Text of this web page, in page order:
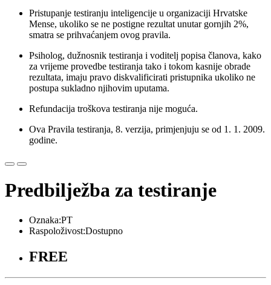
Pristupanje testiranju inteligencije u organizaciji Hrvatske
Mense, ukoliko se ne postigne rezultat unutar gornjih 2%,
smatra se prihvaćanjem ovog pravila.
Psiholog, dužnosnik testiranja i voditelj popisa članova, kako
za vrijeme provedbe testiranja tako i tokom kasnije obrade
rezultata, imaju pravo diskvalificirati pristupnika ukoliko ne
postupa sukladno njihovim uputama.
Refundacija troškova testiranja nije moguća.
Ova Pravila testiranja, 8. verzija, primjenjuju se od 1. 1. 2009.
godine.
Predbilježba za testiranje
Oznaka:PT
Raspoloživost:Dostupno
FREE